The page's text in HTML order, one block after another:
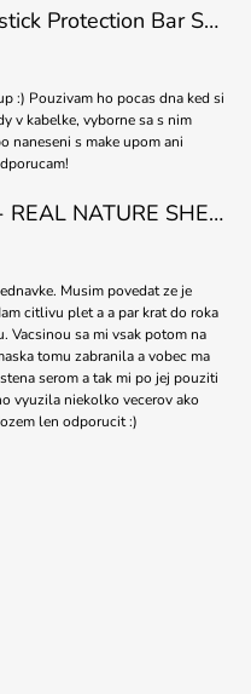
Abib - Quick Sunstick Protection Bar SPF50+ PA++++ 22g
5 hviezdičiek.
:) Pouzivam ho pocas dna ked si
v kabelke, vyborne sa s nim
naneseni s make upom ani
Nature Republic - REAL NATURE SHEET MASK TEA TREE 23ml
5 hviezdičiek.
Musim povedat ze je
citlivu plet a a par krat do roka
Vacsinou sa mi vsak potom na
tomu zabranila a vobec ma
serom a tak mi po jej pouziti
vyuzila niekolko vecerov ako
len odporucit :)